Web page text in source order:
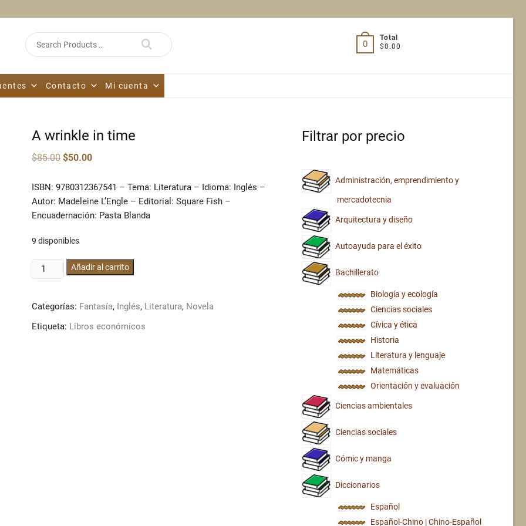
Search
0
Total
$0.00
Contacto Mi cuenta
A wrinkle in time
$85.00 Original
price
$85.00.
$50.00Current
$50.00.
ISBN: 9780312367541 – Tema: Literatura – Idioma: Inglés –
Autor: Madeleine L’Engle – Editorial: Square Fish –
Encuadernación: Pasta Blanda
9 disponibles
wrinkle
time
cantidad
Añadir al carrito
Categorías: Fantasía, Inglés, Literatura, Novela
Etiqueta: Libros económicos
Filtrar por precio
Administración, emprendimiento y
mercadotecnia
Arquitectura y diseño
Autoayuda para el éxito
Bachillerato
Biología y ecología
Ciencias sociales
Cívica y ética
Historia
Literatura y lenguaje
Matemáticas
Orientación y evaluación
Ciencias ambientales
Ciencias sociales
Cómic y manga
Diccionarios
Español
Español-Chino | Chino-Español